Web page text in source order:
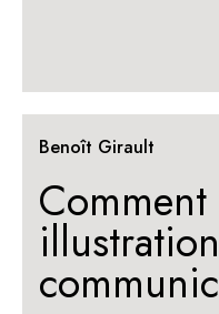
Benoît Girault